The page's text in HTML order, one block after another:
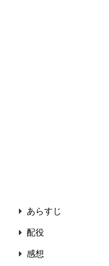
あらすじ
配役
感想